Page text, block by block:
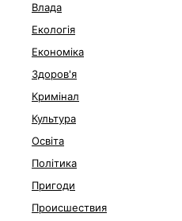
Влада
Екологія
Економіка
Здоров'я
Кримінал
Культура
Освіта
Політика
Пригоди
Происшествия